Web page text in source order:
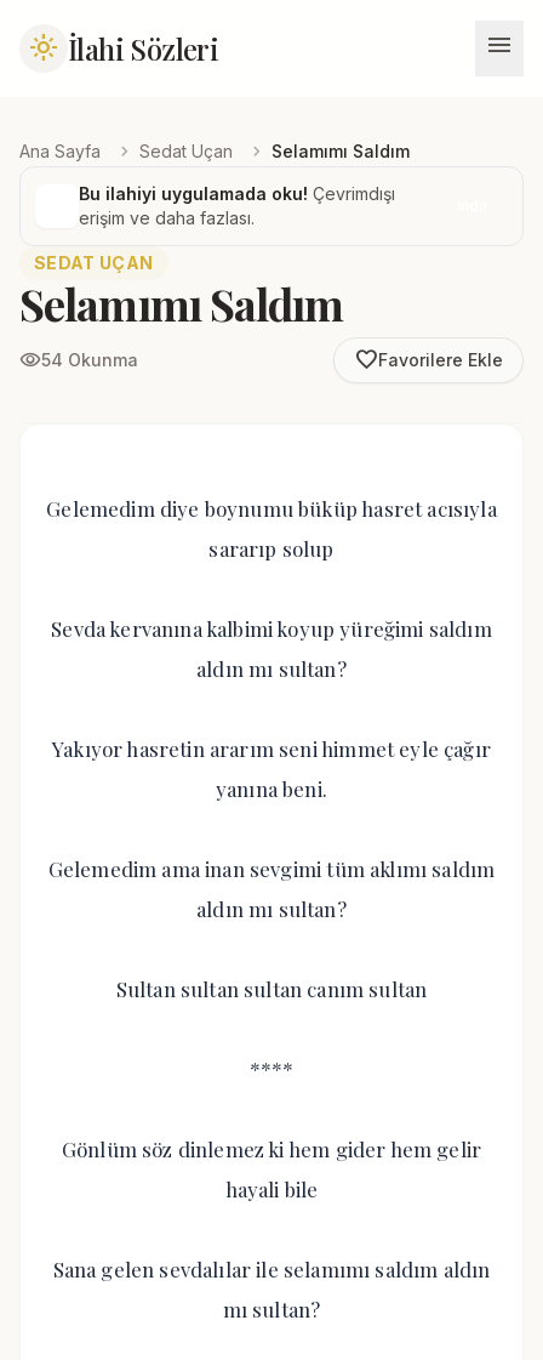
light_mode İlahi Sözleri menu
Ana Sayfa chevron_right Sedat Uçan chevron_right Selamımı Saldım
Bu ilahiyi uygulamada oku! Çevrimdışı
erişim ve daha fazlası.
SEDAT UÇAN
Selamımı Saldım
visibility54 Okunma favorite_borderFavorilere Ekle
Gelemedim diye boynumu büküp hasret acısıyla
sararıp solup
Sevda kervanına kalbimi koyup yüreğimi saldım
aldın mı sultan?
Yakıyor hasretin ararım seni himmet eyle çağır
yanına beni.
Gelemedim ama inan sevgimi tüm aklımı saldım
aldın mı sultan?
Sultan sultan sultan canım sultan
****
Gönlüm söz dinlemez ki hem gider hem gelir
hayali bile
Sana gelen sevdalılar ile selamımı saldım aldın
mı sultan?